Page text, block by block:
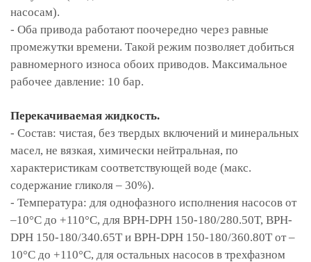
насосам).
- Оба привода работают поочередно через равные
промежутки времени. Такой режим позволяет добиться
равномерного износа обоих приводов. Максимальное
рабочее давление: 10 бар.
Перекачиваемая жидкость.
- Состав: чистая, без твердых включений и минеральных
масел, не вязкая, химически нейтральная, по
характеристикам соответствующей воде (макс.
содержание гликоля – 30%).
- Температура: для однофазного исполнения насосов от
–10°С до +110°С, для BPH-DPH 150-180/280.50T, BPH-
DPH 150-180/340.65T и BPH-DPH 150-180/360.80T от –
10°С до +110°С, для остальных насосов в трехфазном